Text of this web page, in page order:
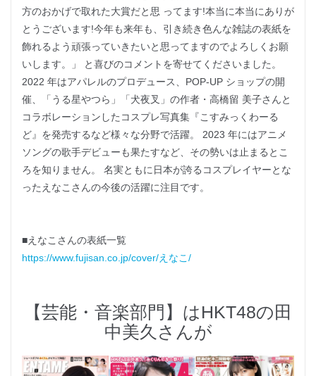
方のおかげで取れた大賞だと思 ってます!本当に本当にありが
とうございます!今年も来年も、引き続き色んな雑誌の表紙を
飾れるよう頑張っていきたいと思ってますのでよろしくお願
いします。」 と喜びのコメントを寄せてくださいました。
2022 年はアパレルのプロデュース、POP-UP ショップの開
催、「うる星やつら」「犬夜叉」の作者・高橋留 美子さんと
コラボレーションしたコスプレ写真集『こすみっくわーる
ど』を発売するなど様々な分野で活躍。 2023 年にはアニメ
ソングの歌手デビューも果たすなど、その勢いは止まるとこ
ろを知りません。 名実ともに日本が誇るコスプレイヤーとな
ったえなこさんの今後の活躍に注目です。
■えなこさんの表紙一覧
https://www.fujisan.co.jp/cover/えなこ/
【芸能・音楽部門】はHKT48の田
中美久さんが